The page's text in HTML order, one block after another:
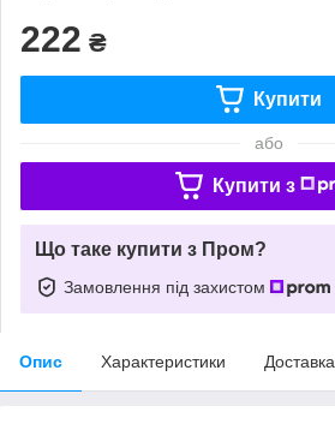
222 ₴
Купити
або
Купити з
Що таке купити з Пром?
Замовлення під захистом
Опис Характеристики Доставка